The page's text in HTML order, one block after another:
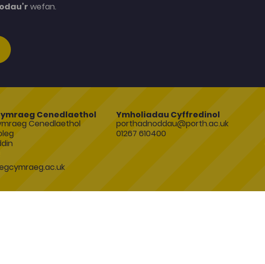
wefan.
Cenedlaethol
Cenedlaethol
Ymholiadau Cyffredinol
porthadnoddau@porth.ac.uk
01267 610400